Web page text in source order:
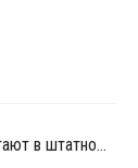
Линии ПЭ компании Repsol в Португалии работают в штатном режиме